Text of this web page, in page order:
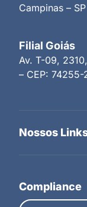
Campinas – SP
Filial Goiás
Av. T-09,
– CEP: 74255-